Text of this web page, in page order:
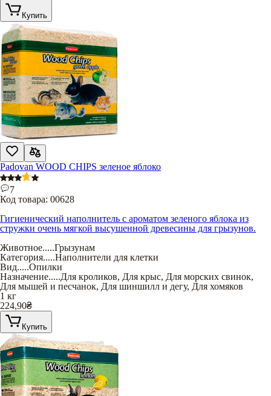
Купить
Padovan WOOD CHIPS зеленое яблоко
7
Код товара: 00628
Гигиенический наполнитель с ароматом зеленого яблока из
стружки очень мягкой высушенной древесины для грызунов.
Животное.....Грызунам
Категория.....Наполнители для клетки
Вид.....Опилки
Назначение.....Для кроликов, Для крыс, Для морских свинок,
Для мышей и песчанок, Для шиншилл и дегу, Для хомяков
1 кг
224,90₴
Купить